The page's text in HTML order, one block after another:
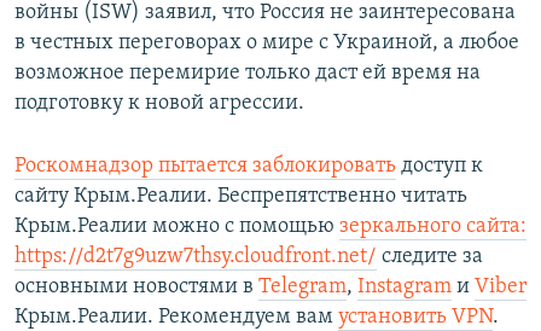
войны (ISW) заявил, что Россия не заинтересована
в честных переговорах о мире с Украиной, а любое
возможное перемирие только даст ей время на
подготовку к новой агрессии.
Роскомнадзор пытается заблокировать доступ к
сайту Крым.Реалии. Беспрепятственно читать
Крым.Реалии можно с помощью зеркального сайта:
https://d2t7g9uzw7thsy.cloudfront.net/ следите за
основными новостями в Telegram, Instagram и Viber
Крым.Реалии. Рекомендуем вам установить VPN.